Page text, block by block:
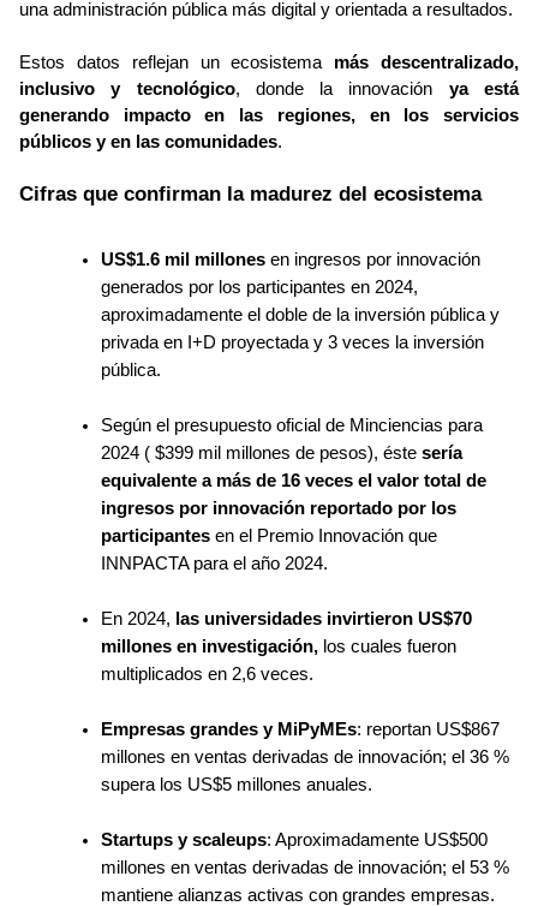
una administración pública más digital y orientada a resultados.
Estos datos reflejan un ecosistema más descentralizado,
inclusivo y tecnológico, donde la innovación ya está
generando impacto en las regiones, en los servicios
públicos y en las comunidades.
Cifras que confirman la madurez del ecosistema
US$1.6 mil millones en ingresos por innovación
generados por los participantes en 2024,
aproximadamente el doble de la inversión pública y
privada en I+D proyectada y 3 veces la inversión
pública.
Según el presupuesto oficial de Minciencias para
2024 ( $399 mil millones de pesos), éste sería
equivalente a más de 16 veces el valor total de
ingresos por innovación reportado por los
participantes en el Premio Innovación que
INNPACTA para el año 2024.
En 2024, las universidades invirtieron US$70
millones en investigación, los cuales fueron
multiplicados en 2,6 veces.
Empresas grandes y MiPyMEs: reportan US$867
millones en ventas derivadas de innovación; el 36 %
supera los US$5 millones anuales.
Startups y scaleups: Aproximadamente US$500
millones en ventas derivadas de innovación; el 53 %
mantiene alianzas activas con grandes empresas.